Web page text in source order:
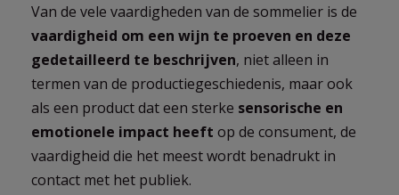
Van de vele vaardigheden van de sommelier is de
vaardigheid om een wijn te proeven en deze
gedetailleerd te beschrijven, niet alleen in
termen van de productiegeschiedenis, maar ook
als een product dat een sterke sensorische en
emotionele impact heeft op de consument, de
vaardigheid die het meest wordt benadrukt in
contact met het publiek.